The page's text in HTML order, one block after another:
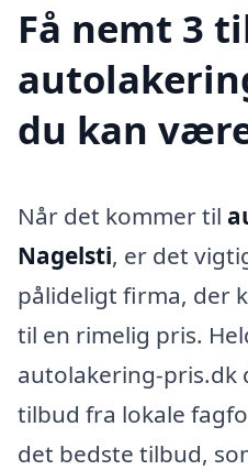
Få nemt 3
du kan
Når det kommer til
Nagelsti, er det
pålideligt firma, der
til en rimelig pris.
autolakering-pris.dk
tilbud fra lokale
det bedste tilbud,